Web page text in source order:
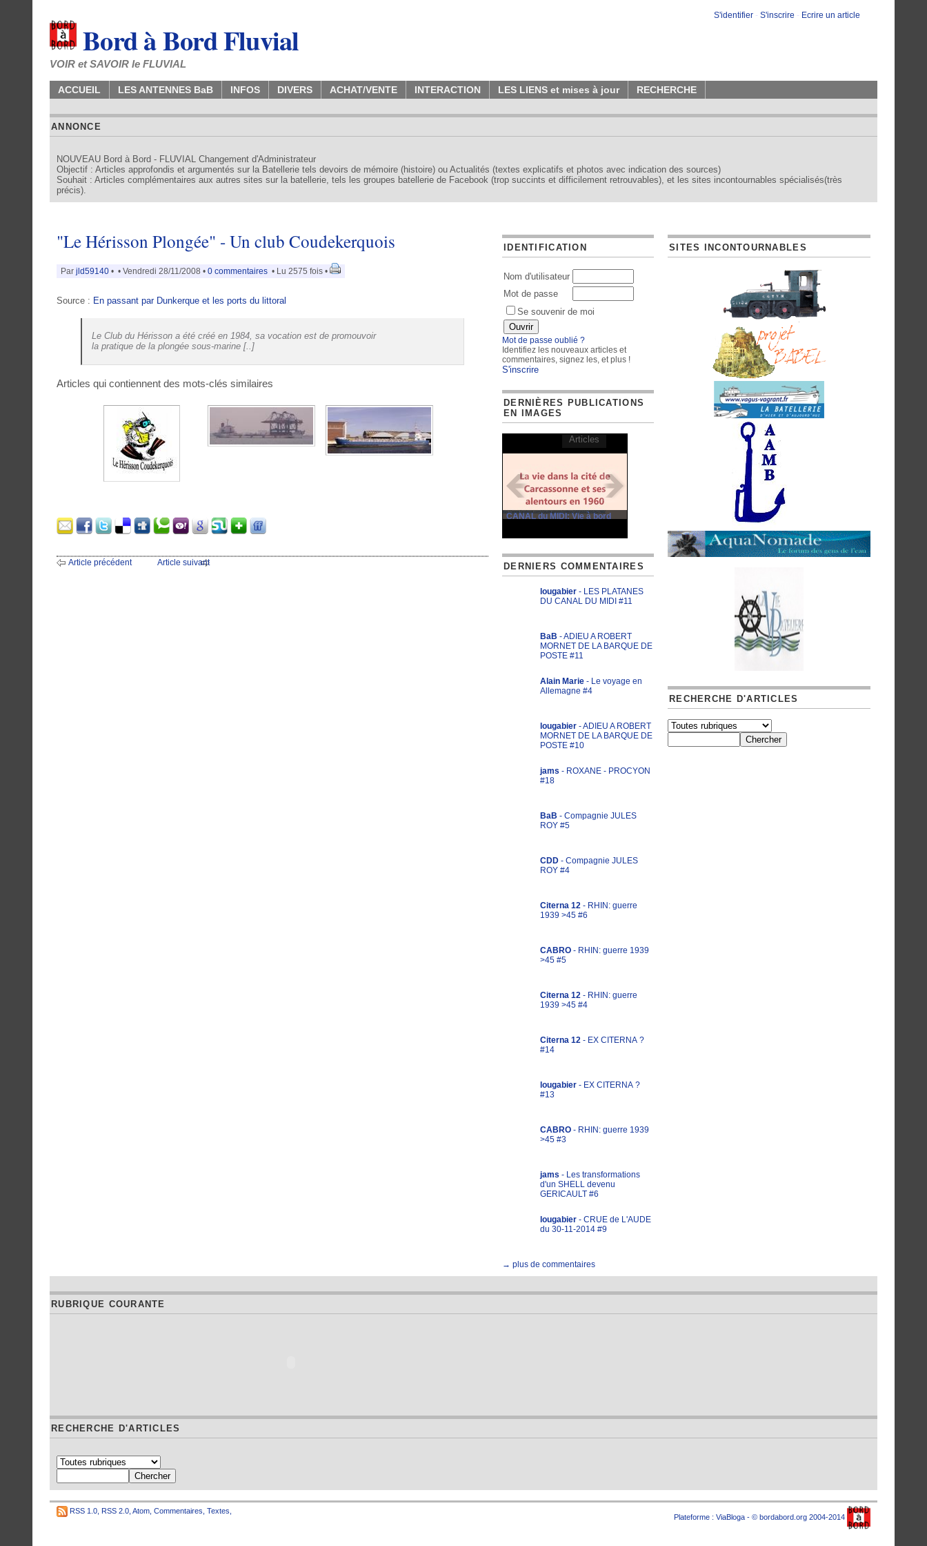
S'identifier - S'inscrire - Ecrire un article
Bord à Bord Fluvial
VOIR et SAVOIR le FLUVIAL
ACCUEIL LES ANTENNES BaB INFOS DIVERS ACHAT/VENTE INTERACTION LES LIENS et mises à jour RECHERCHE
ANNONCE
NOUVEAU Bord à Bord - FLUVIAL Changement d'Administrateur
Objectif : Articles approfondis et argumentés sur la Batellerie tels devoirs de mémoire (histoire) ou Actualités (textes explicatifs et photos avec indication des sources)
Souhait : Articles complémentaires aux autres sites sur la batellerie, tels les groupes batellerie de Facebook (trop succints et difficilement retrouvables), et les sites incontournables spécialisés(très
précis).
"Le Hérisson Plongée" - Un club Coudekerquois
Par jld59140 • • Vendredi 28/11/2008 • 0 commentaires • Lu 2575 fois •
Source : En passant par Dunkerque et les ports du littoral
Le Club du Hérisson a été créé en 1984, sa vocation est de promouvoir
la pratique de la plongée sous-marine [..]
Articles qui contiennent des mots-clés similaires
Article précédent Article suivant
IDENTIFICATION
Nom d'utilisateur
Mot de passe
Se souvenir de moi
Mot de passe oublié ?
Identifiez les nouveaux articles et
commentaires, signez les, et plus !
S'inscrire
DERNIÈRES PUBLICATIONS
EN IMAGES
CANAL du MIDI: Vie à bord
Articles
DERNIERS COMMENTAIRES
lougabier - LES PLATANES
DU CANAL DU MIDI #11
BaB - ADIEU A ROBERT
MORNET DE LA BARQUE DE
POSTE #11
Alain Marie - Le voyage en
Allemagne #4
lougabier - ADIEU A ROBERT
MORNET DE LA BARQUE DE
POSTE #10
jams - ROXANE - PROCYON
#18
BaB - Compagnie JULES
ROY #5
CDD - Compagnie JULES
ROY #4
Citerna 12 - RHIN: guerre
1939 >45 #6
CABRO - RHIN: guerre 1939
>45 #5
Citerna 12 - RHIN: guerre
1939 >45 #4
Citerna 12 - EX CITERNA ?
#14
lougabier - EX CITERNA ?
#13
CABRO - RHIN: guerre 1939
>45 #3
jams - Les transformations
d'un SHELL devenu
GERICAULT #6
lougabier - CRUE de L'AUDE
du 30-11-2014 #9
→ plus de commentaires
SITES INCONTOURNABLES
RECHERCHE D'ARTICLES
RUBRIQUE COURANTE
RECHERCHE D'ARTICLES
RSS 1.0 RSS 2.0 Atom Commentaires Textes
Plateforme : ViaBloga - © bordabord.org 2004-2014